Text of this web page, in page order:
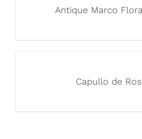
Antique Marco
Capullo de